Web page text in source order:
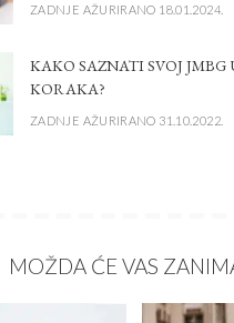
ZADNJE AŽURIRANO 18.01.2024.
KAKO SAZNATI SVOJ JMBG
KORAKA?
ZADNJE AŽURIRANO 31.10.2022.
MOŽDA ĆE VAS